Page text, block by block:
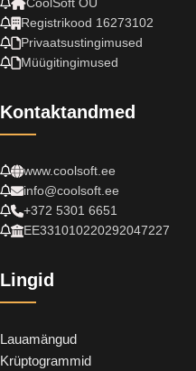
Registrikood 16273102
Privaatsustingimused
Müügitingimused
Kontaktandmed
www.coolsoft.ee
info@coolsoft.ee
+372 5301 6651
EE331010220292047227
Lingid
Lauamängud
Krüptogrammid